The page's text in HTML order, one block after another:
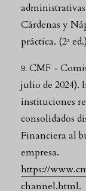
administrativas
Cárdenas y
práctica. (2ª
CMF -
julio de 2024).
instituciones
consolidados
Financiera al
empresa.
https://
channel.html.